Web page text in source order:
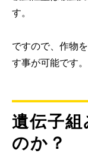
す。
ですので、作物
す事が可能です。
遺伝子
のか？